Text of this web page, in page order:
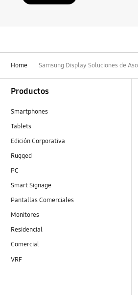
Home Samsung Display Soluciones de
Productos
Smartphones
Tablets
Edición Corporativa
Rugged
PC
Smart Signage
Pantallas Comerciales
Monitores
Residencial
Comercial
VRF